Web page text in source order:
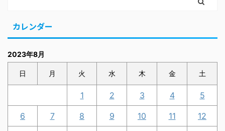
カレンダー
2023年8月
日 月 火 水 木 金 土
1 2 3 4 5
6 7 8 9 10 11 12